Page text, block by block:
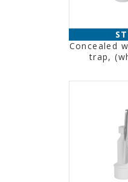
Concealed
trap,